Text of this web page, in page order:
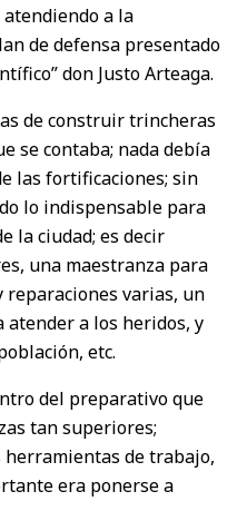
a la
de defensa presentado
don Justo Arteaga.
de construir trincheras
se contaba; nada debía
las fortificaciones; sin
lo indispensable para
la ciudad; es decir
una maestranza para
reparaciones varias, un
a los heridos, y
etc.
del preparativo que
tan superiores;
de trabajo,
era ponerse a